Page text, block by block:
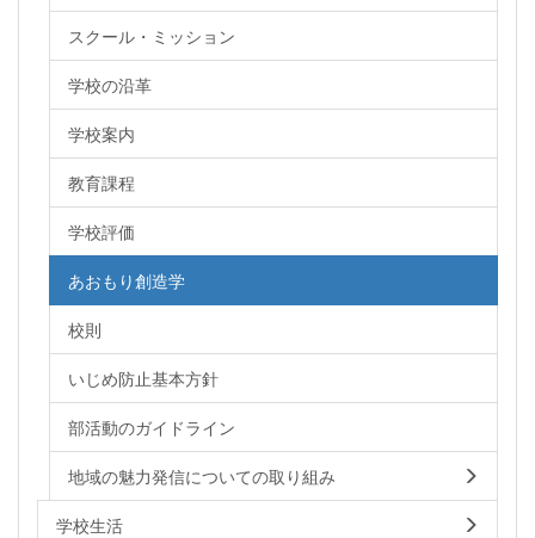
スクール・ミッション
学校の沿革
学校案内
教育課程
学校評価
あおもり創造学
校則
いじめ防止基本方針
部活動のガイドライン
地域の魅力発信についての取り組み
学校生活